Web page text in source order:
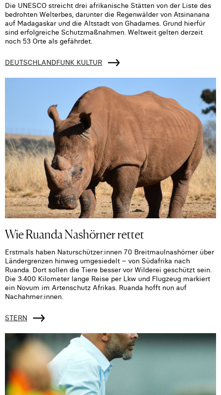
Die UNESCO streicht drei afrikanische Stätten von der Liste des
bedrohten Welterbes, darunter die Regenwälder von Atsinanana
auf Madagaskar und die Altstadt von Ghadames. Grund hierfür
sind erfolgreiche Schutzmaßnahmen. Weltweit gelten derzeit
noch 53 Orte als gefährdet.
DEUTSCHLANDFUNK KULTUR
Wie Ruanda Nashörner rettet
Erstmals haben Naturschützer:innen 70 Breitmaulnashörner über
Ländergrenzen hinweg umgesiedelt – von Südafrika nach
Ruanda. Dort sollen die Tiere besser vor Wilderei geschützt sein.
Die 3.400 Kilometer lange Reise per Lkw und Flugzeug markiert
ein Novum im Artenschutz Afrikas. Ruanda hofft nun auf
Nachahmer:innen.
STERN